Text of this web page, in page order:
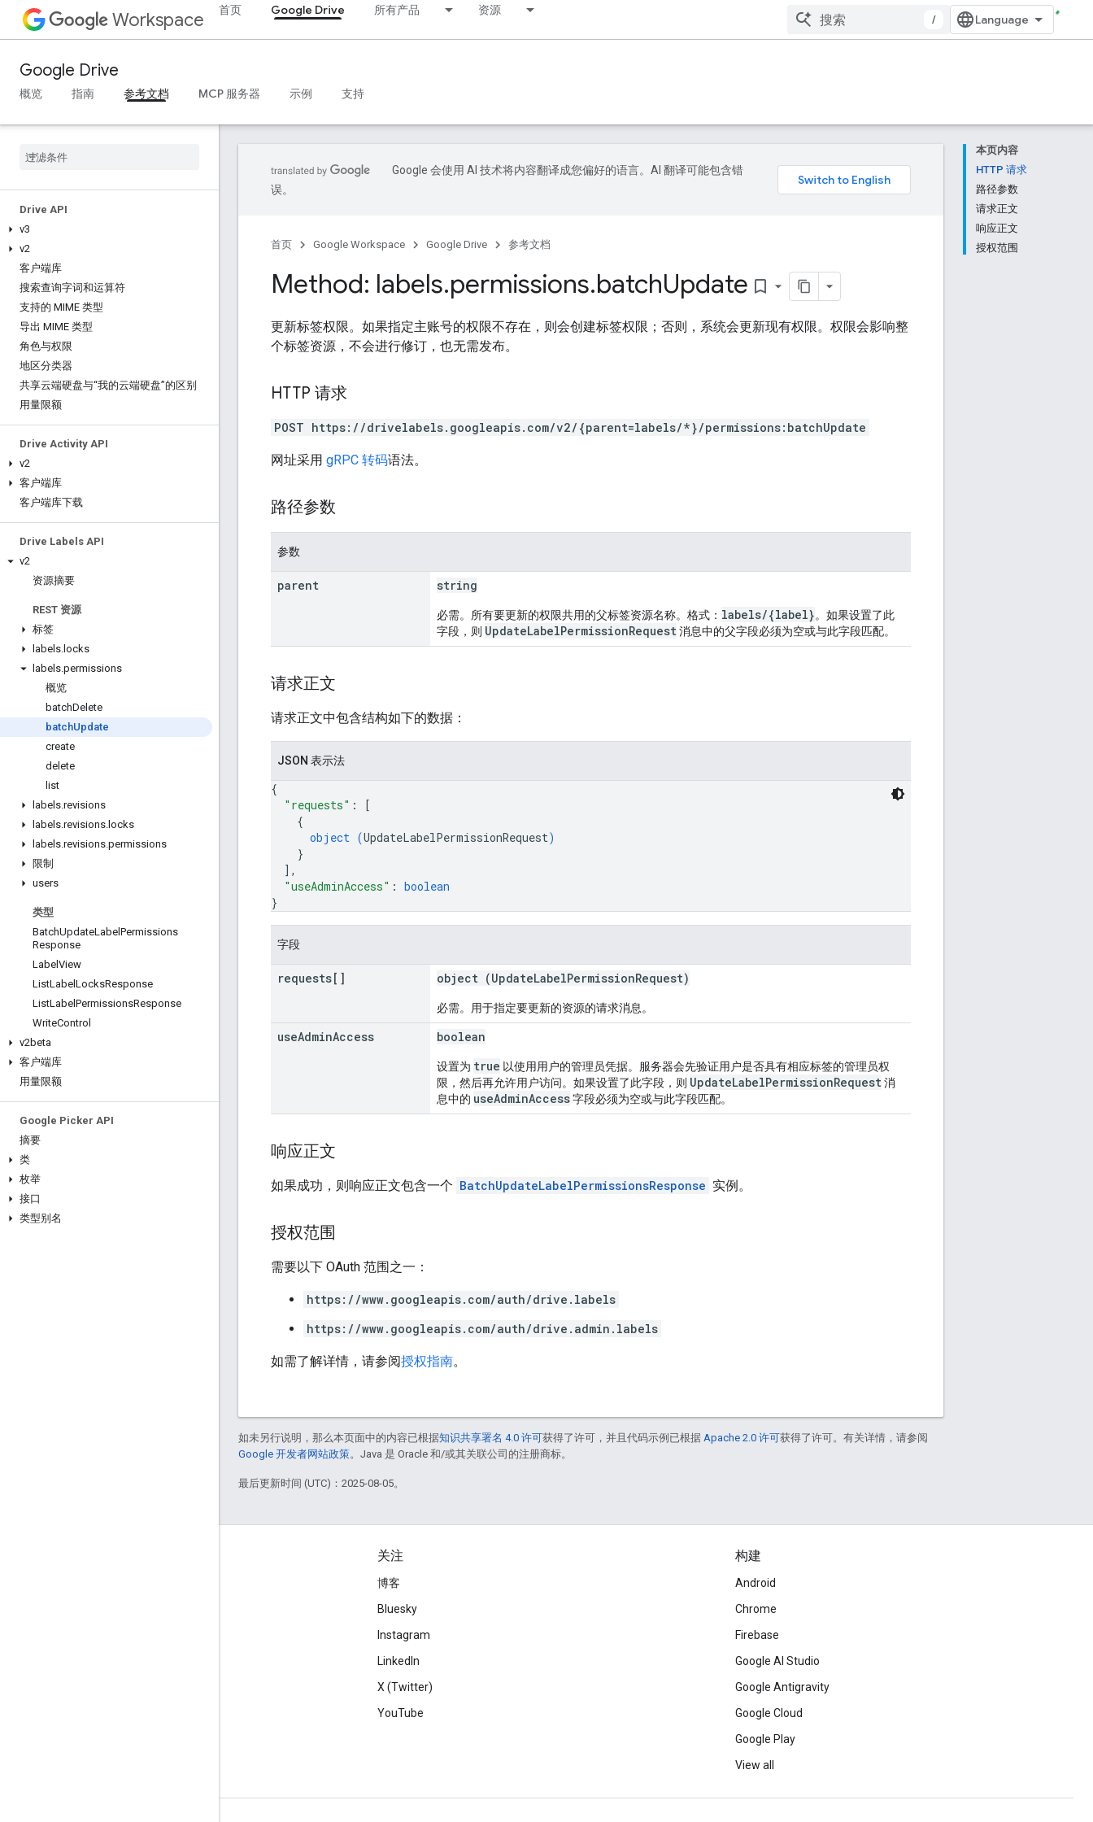
Workspace 首页 Google Drive 所有产品 资源
/
Google Drive
概览 指南 参考文档 MCP 服务器 示例 支持
Drive API
v3
v2
客户端库
搜索查询字词和运算符
支持的 MIME 类型
导出 MIME 类型
角色与权限
地区分类器
共享云端硬盘与“我的云端硬盘”的区别
用量限额
Drive Activity API
v2
客户端库
客户端库下载
Drive Labels API
v2
资源摘要
REST 资源
标签
labels. locks
labels.permissions
概览
batchDelete
batchUpdate
create
delete
list
labels.revisions
labels.revisions. locks
labels.revisions.permissions
限制
users
类型
BatchUpdateLabel Permissions
Response
Label View
ListLabel LocksResponse
ListLabel PermissionsResponse
WriteControl
v2beta
客户端库
用量限额
Google Picker API
摘要
类
枚举
接口
类型别名
本页内容
HTTP 请求
路径参数
请求正文
响应正文
授权范围
Google 会使用 AI 技术将内容翻译成您偏好的语言。AI 翻译可能包含错
误。
首页 Google Workspace Google Drive 参考文档
Method: labels.permissions.batchUpdate bookmark_border
更新标签权限。如果指定主账号的权限不存在，则会创建标签权限；否则，系统会更新现有权限。权限会影响整
个标签资源，不会进行修订，也无需发布。
HTTP 请求
POST https://drivelabels.googleapis.com/v2/{parent=labels/*}/permissions:batchUpdate
网址采用 gRPC 转码语法。
路径参数
参数
parent string
必需。所有要更新的权限共用的父标签资源名称。格式： labels/{label}。如果设置了此
字段，则 UpdateLabelPermissionRequest消息中的父字段必须为空或与此字段匹配。
请求正文
请求正文中包含结构如下的数据：
JSON 表示法
{
"requests" :
[
{
object (UpdateLabelPermissionRequest)
}
] ,
"useAdminAccess" : boolean
}
字段
requests[] object (UpdateLabelPermissionRequest)
必需。用于指定要更新的资源的请求消息。
useAdminAccess boolean
设置为 true 以使用用户的管理员凭据。服务器会先验证用户是否具有相应标签的管理员权
限，然后再允许用户访问。如果设置了此字段，则 UpdateLabelPermissionRequest消
息中的 useAdminAccess字段必须为空或与此字段匹配。
响应正文
如果成功，则响应正文包含一个 BatchUpdateLabelPermissionsResponse 实例。
授权范围
需要以下 OAuth 范围之一：
https://www.googleapis.com/auth/drive.labels
https://www.googleapis.com/auth/drive.admin.labels
如需了解详情，请参阅授权指南。
如未另行说明，那么本页面中的内容已根据知识共享署名 4.0 许可获得了许可，并且代码示例已根据 Apache 2.0 许可获得了许可。有关详情，请参阅
Google 开发者网站政策。Java 是 Oracle 和/或其关联公司的注册商标。
最后更新时间 (UTC)：2025-08-05。
关注
博客
Bluesky
Instagram
LinkedIn
X (Twitter)
YouTube
构建
Android
Chrome
Firebase
Google AI Studio
Google Antigravity
Google Cloud
Google Play
View all